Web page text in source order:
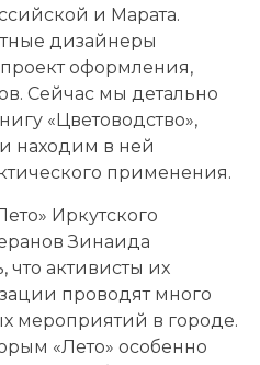
и Марата.
дизайнеры
оформления,
Сейчас мы детально
«Цветоводство»,
находим в ней
применения.
Иркутского
Зинаида
активисты их
проводят много
мероприятий в городе.
«Лето» особенно